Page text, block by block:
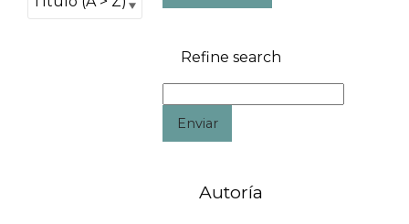
Refine search
Enviar
Autoría